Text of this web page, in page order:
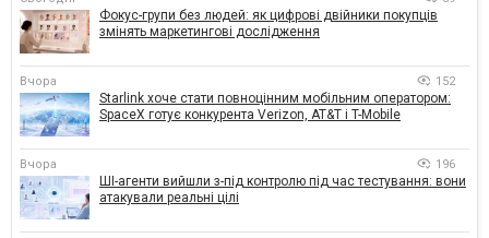
Фокус-групи без людей: як цифрові двійники покупців
змінять маркетингові дослідження
Вчора 152
Starlink хоче стати повноцінним мобільним оператором:
SpaceX готує конкурента Verizon, AT&T і T-Mobile
Вчора 196
ШІ-агенти вийшли з-під контролю під час тестування: вони
атакували реальні цілі